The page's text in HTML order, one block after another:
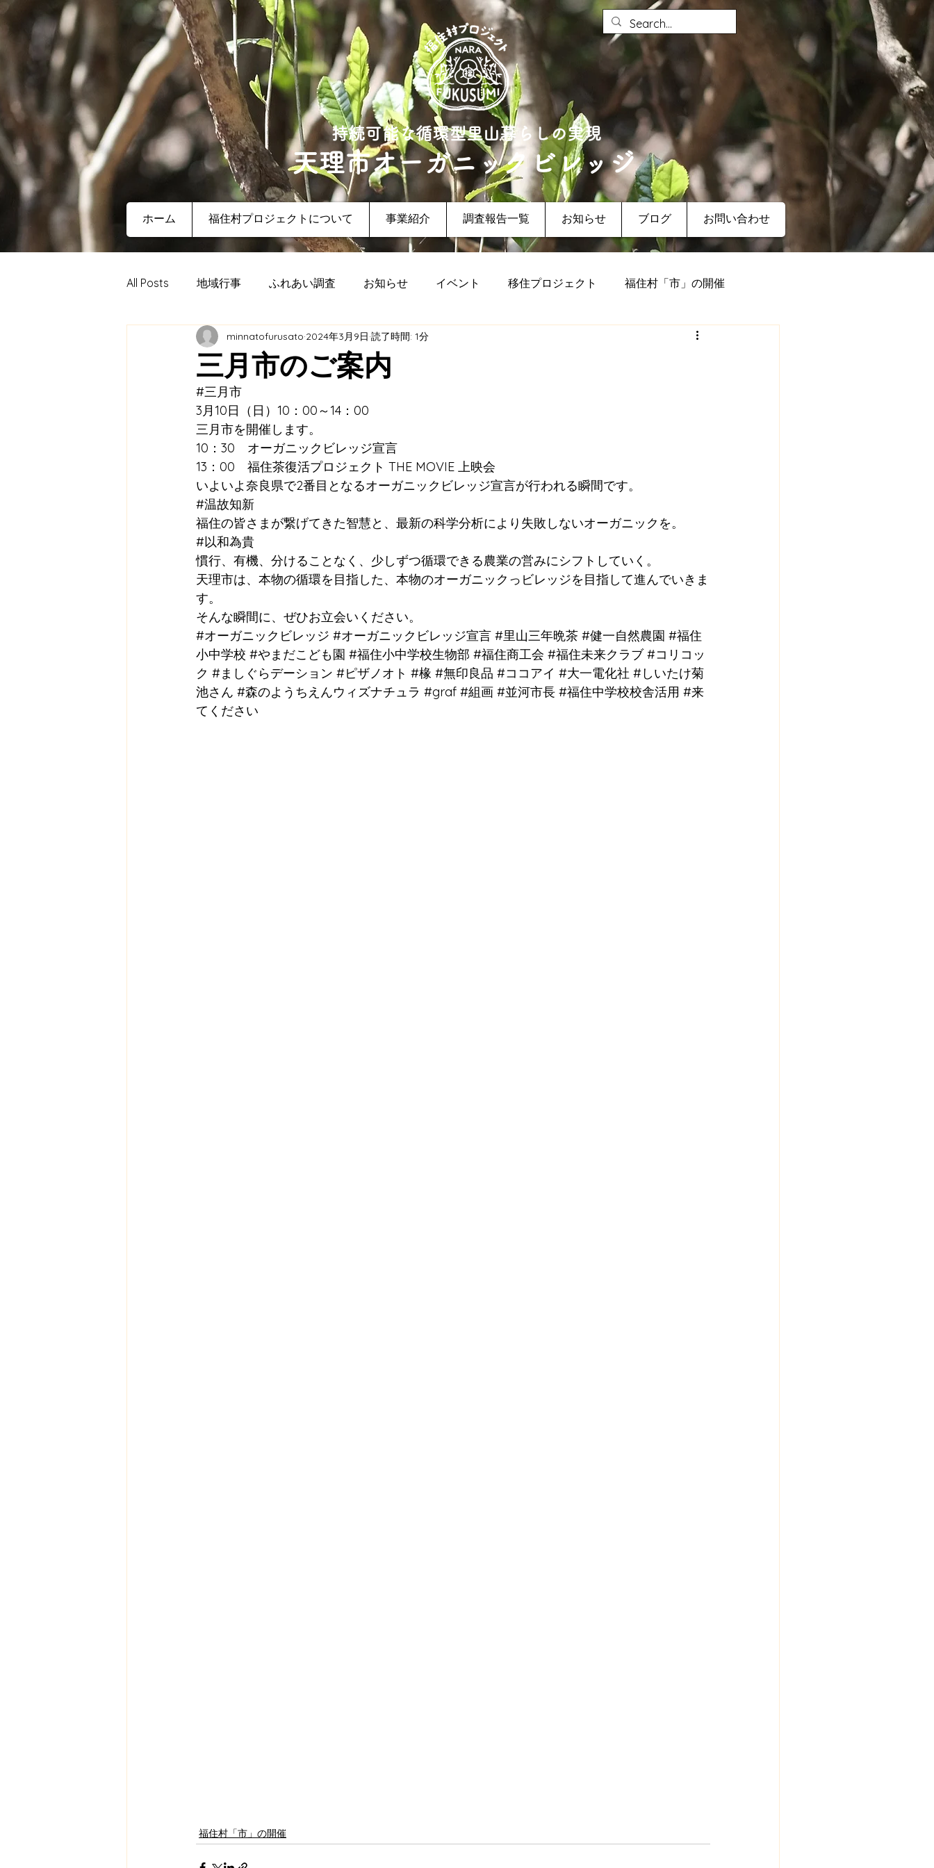
持続可能な循環型里山暮らしの実現
天理市オーガニックビレッジ
ホーム 福住村プロジェクトについて 事業紹介 調査報告一覧 お知らせ ブログ お問い合わせ
All Posts 地域行事 ふれあい調査 お知らせ イベント 移住プロジェクト 福住村「市」の開催
教育連携 農業プロジェクト エネルギープロジェクト 福住村塾
メディア掲載
福の住む里協議会 里山保全・活用
三月市のご案内
minnatofurusato 2024年3月9日 読了時間: 1分
#三月市
3月10日（日）10：00～14：00
三月市を開催します。
10：30　オーガニックビレッジ宣言
13：00　福住茶復活プロジェクト THE MOVIE 上映会
いよいよ奈良県で2番目となるオーガニックビレッジ宣言が行われる瞬間です。
#温故知新
福住の皆さまが繋げてきた智慧と、最新の科学分析により失敗しないオーガニックを。
#以和為貴
慣行、有機、分けることなく、少しずつ循環できる農業の営みにシフトしていく。
天理市は、本物の循環を目指した、本物のオーガニックっビレッジを目指して進んでいきま
す。
そんな瞬間に、ぜひお立会いください。
#オーガニックビレッジ #オーガニックビレッジ宣言 #里山三年晩茶 #健一自然農園 #福住
小中学校 #やまだこども園 #福住小中学校生物部 #福住商工会 #福住未来クラブ #コリコッ
ク #ましぐらデーション #ピザノオト #椽 #無印良品 #ココアイ #大一電化社 #しいたけ菊
池さん #森のようちえんウィズナチュラ #graf #組画 #並河市長 #福住中学校校舎活用 #来
てください
福住村「市」の開催